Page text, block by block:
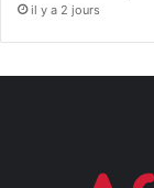
il y a 2 jours